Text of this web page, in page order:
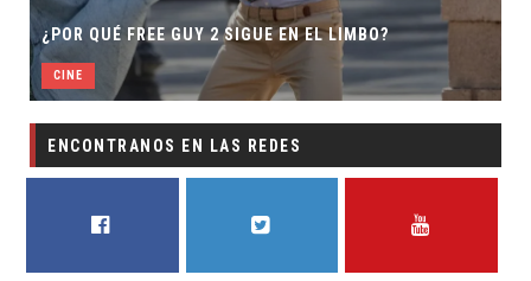
¿POR QUÉ FREE GUY 2 SIGUE EN EL LIMBO?
CINE
ENCONTRANOS EN LAS REDES